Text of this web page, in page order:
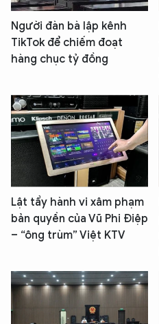
Người đàn bà lập kênh
TikTok để chiếm đoạt
hàng chục tỷ đồng
Lật tẩy hành vi xâm phạm
bản quyền của Vũ Phi Điệp
– “ông trùm” Việt KTV